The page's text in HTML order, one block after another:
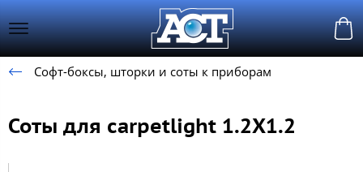
Софт-боксы, шторки и соты к приборам
Соты для carpetlight 1.2X1.2